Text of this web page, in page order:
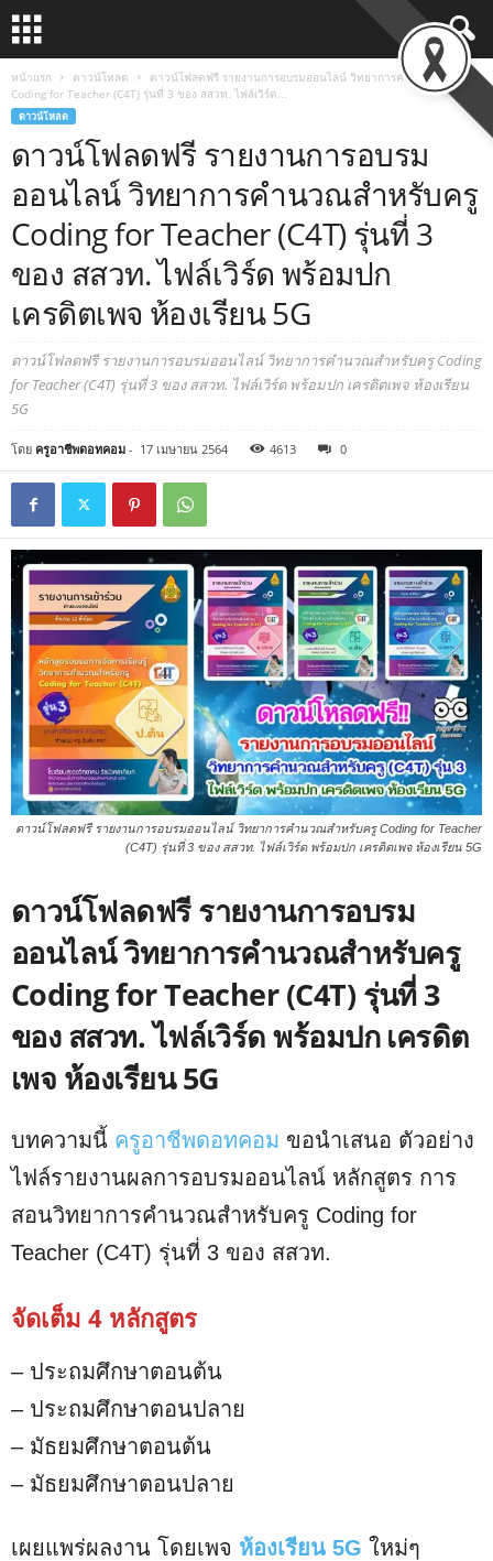
หน้าแรก ดาวน์โหลด
ดาวน์โฟลดฟรี รายงานการอบรมออนไลน์ วิทยาการคำนวณสำหรับครู
Coding for Teacher (C4T) รุ่นที่ 3 ของ สสวท. ไฟล์เวิร์ด...
ดาวน์โหลด
ดาวน์โฟลดฟรี รายงานการอบรม
ออนไลน์ วิทยาการคำนวณสำหรับครู
Coding for Teacher (C4T) รุ่นที่ 3
ของ สสวท. ไฟล์เวิร์ด พร้อมปก
เครดิตเพจ ห้องเรียน 5G
ดาวน์โฟลดฟรี รายงานการอบรมออนไลน์ วิทยาการคำนวณสำหรับครู Coding
for Teacher (C4T) รุ่นที่ 3 ของ สสวท. ไฟล์เวิร์ด พร้อมปก เครดิตเพจ ห้องเรียน
5G
โดย ครูอาชีพดอทคอม - 17 เมษายน 2564 4613 0
ดาวน์โฟลดฟรี รายงานการอบรมออนไลน์ วิทยาการคำนวณสำหรับครู Coding for Teacher
(C4T) รุ่นที่ 3 ของ สสวท. ไฟล์เวิร์ด พร้อมปก เครดิตเพจ ห้องเรียน 5G
ดาวน์โฟลดฟรี รายงานการอบรม
ออนไลน์ วิทยาการคำนวณสำหรับครู
Coding for Teacher (C4T) รุ่นที่ 3
ของ สสวท. ไฟล์เวิร์ด พร้อมปก เครดิต
เพจ ห้องเรียน 5G
บทความนี้ ครูอาชีพดอทคอม ขอนำเสนอ ตัวอย่าง
ไฟล์รายงานผลการอบรมออนไลน์ หลักสูตร การ
สอนวิทยาการคำนวณสำหรับครู Coding for
Teacher (C4T) รุ่นที่ 3 ของ สสวท.
จัดเต็ม 4 หลักสูตร
– ประถมศึกษาตอนต้น
– ประถมศึกษาตอนปลาย
– มัธยมศึกษาตอนต้น
– มัธยมศึกษาตอนปลาย
เผยแพร่ผลงาน โดยเพจ ห้องเรียน 5G ใหม่ๆ